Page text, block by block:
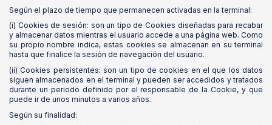
Según el plazo de tiempo que permanecen activadas en la terminal:
(i) Cookies de sesión: son un tipo de Cookies diseñadas para recabar
y almacenar datos mientras el usuario accede a una página web. Como
su propio nombre indica, estas cookies se almacenan en su terminal
hasta que finalice la sesión de navegación del usuario.
(ii) Cookies persistentes: son un tipo de cookies en el que los datos
siguen almacenados en el terminal y pueden ser accedidos y tratados
durante un periodo definido por el responsable de la Cookie, y que
puede ir de unos minutos a varios años.
Según su finalidad: